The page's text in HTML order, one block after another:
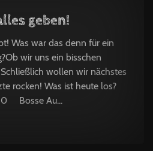
geben!
Was war das denn für ein
wir uns ein bisschen
wollen wir nächstes
rocken! Was ist heute los?
Bosse Au...